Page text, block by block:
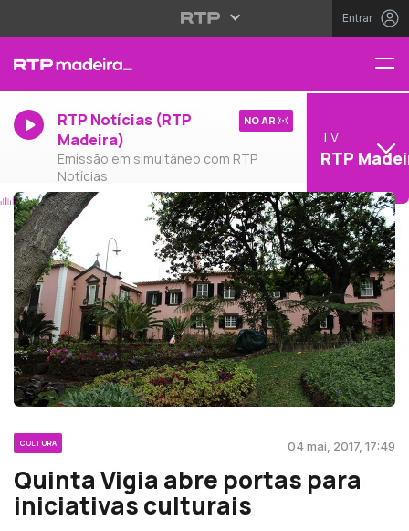
Entrar
RTP Notícias (RTP
Madeira)
Emissão em simultâneo com RTP
Notícias
NO AR
TV
RTP
CULTURA 04 mai, 2017, 17:49
Quinta Vigia abre portas para
iniciativas culturais